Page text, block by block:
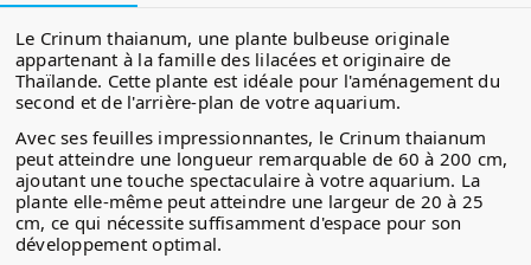
Le Crinum thaianum, une plante bulbeuse originale
appartenant à la famille des lilacées et originaire de
Thaïlande. Cette plante est idéale pour l'aménagement du
second et de l'arrière-plan de votre aquarium.
Avec ses feuilles impressionnantes, le Crinum thaianum
peut atteindre une longueur remarquable de 60 à 200 cm,
ajoutant une touche spectaculaire à votre aquarium. La
plante elle-même peut atteindre une largeur de 20 à 25
cm, ce qui nécessite suffisamment d'espace pour son
développement optimal.